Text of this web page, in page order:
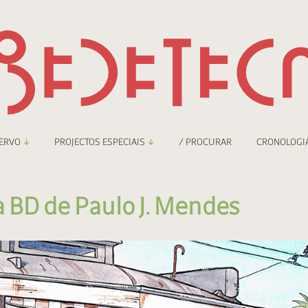
Comicarte
Digital
Digital
PROJECTOS ESPECIAIS
Recortes
/ PROCURAR
BD de Paulo J. Mendes